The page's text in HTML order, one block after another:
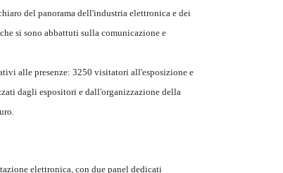
del panorama dell'industria elettronica e dei
si sono abbattuti sulla comunicazione e
alle presenze: 3250 visitatori all'esposizione e
dagli espositori e dall'organizzazione della
elettronica, con due panel dedicati